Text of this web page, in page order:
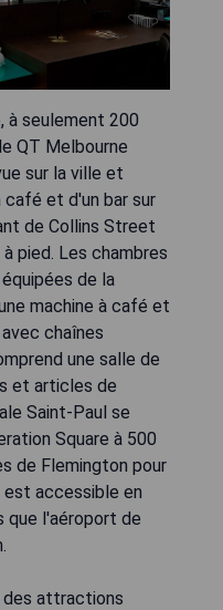
à seulement 200
QT Melbourne
sur la ville et
café et d'un bar sur
de Collins Street
pied. Les chambres
de la
machine à café et
chaînes
une salle de
et articles de
Saint-Paul se
Square à 500
de Flemington pour
est accessible en
que l'aéroport de
des attractions